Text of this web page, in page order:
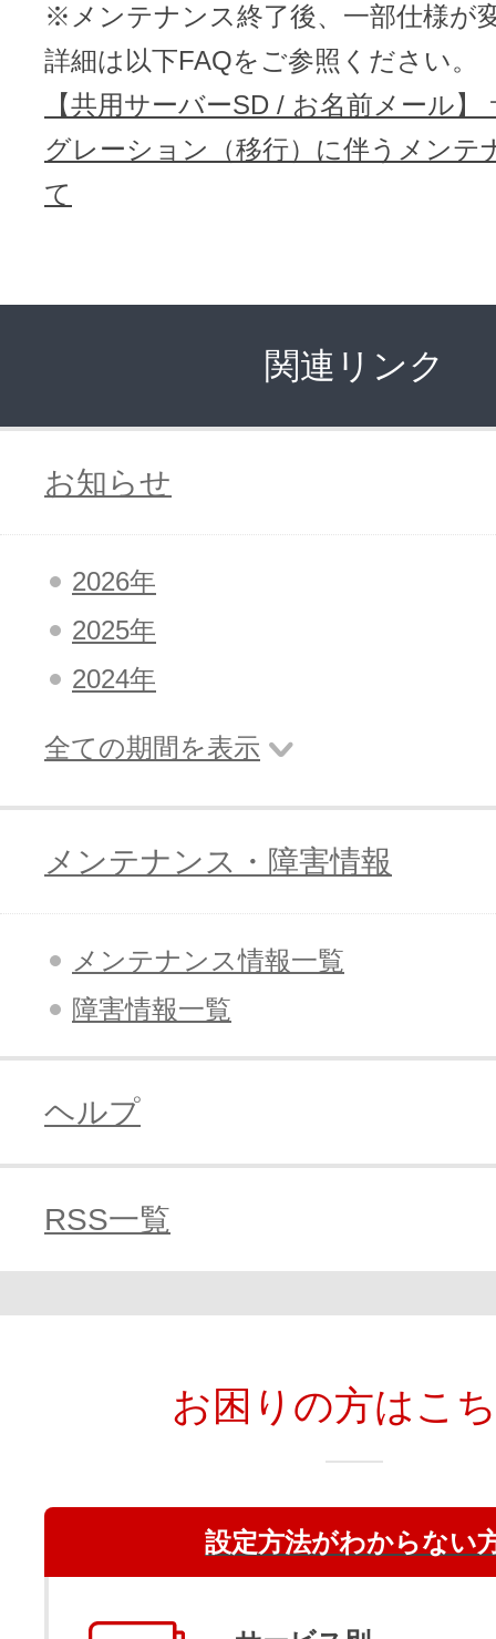
全Officeアプリが月額で使える
Microsoft 365
※メンテナンス終了後、一部仕様が
詳細は以下FAQをご参照ください。
【共用サーバーSD / お名前メール
グレーション（移行）に伴うメンテ
て
関連リンク
お知らせ
2026年
2025年
2024年
全ての期間を表示
メンテナンス・障害情報
メンテナンス情報一覧
障害情報一覧
ヘルプ
RSS一覧
お困りの方はこ
設定方法がわからない